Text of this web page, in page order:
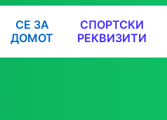
СЕ ЗА
ДОМОТ
СПОРТСКИ
РЕКВИЗИТИ